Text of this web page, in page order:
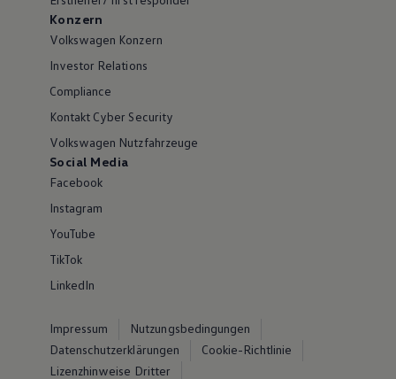
Konzern
Volkswagen Konzern
Investor Relations
Compliance
Kontakt Cyber Security
Volkswagen Nutzfahrzeuge
Social Media
Facebook
Instagram
YouTube
TikTok
LinkedIn
Impressum
Nutzungsbedingungen
Datenschutzerklärungen
Cookie-Richtlinie
Lizenzhinweise Dritter